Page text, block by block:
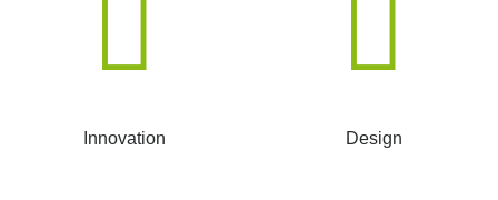
Innovation Design